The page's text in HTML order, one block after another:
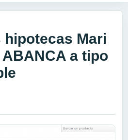
hipotecas Mari
a tipo